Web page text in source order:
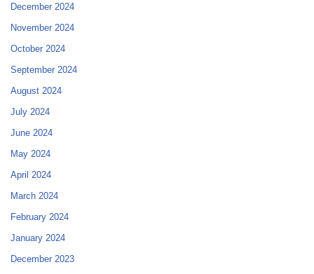
December 2024
November 2024
October 2024
September 2024
August 2024
July 2024
June 2024
May 2024
April 2024
March 2024
February 2024
January 2024
December 2023